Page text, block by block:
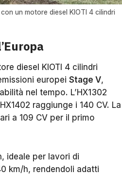
un motore diesel KIOTI 4 cilindri
diesel KIOTI 4 cilindri
europei Stage V,
nel tempo. L’HX1302
raggiunge i 140 CV. La
a 109 CV per il primo
ideale per lavori di
km/h, rendendoli adatti